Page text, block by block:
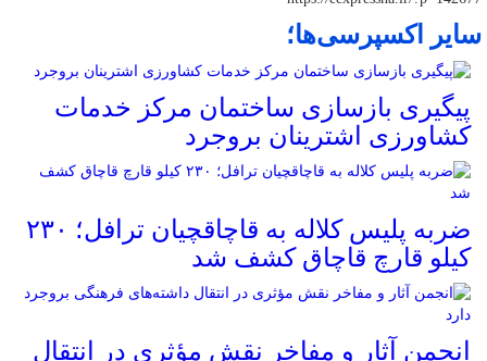
سایر اکسپرسی‌ها؛
پیگیری بازسازی ساختمان مرکز خدمات
کشاورزی اشترینان بروجرد
ضربه پلیس کلاله به قاچاقچیان ترافل؛ ۲۳۰
کیلو قارچ قاچاق کشف شد
انجمن آثار و مفاخر نقش مؤثری در انتقال